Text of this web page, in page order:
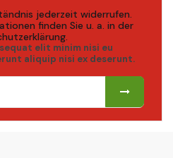
jederzeit widerrufen.
finden Sie u. a. in der
elit minim nisi eu
aliquip nisi ex deserunt.